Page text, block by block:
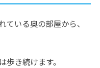
ている奥の部屋から、
き続けます。